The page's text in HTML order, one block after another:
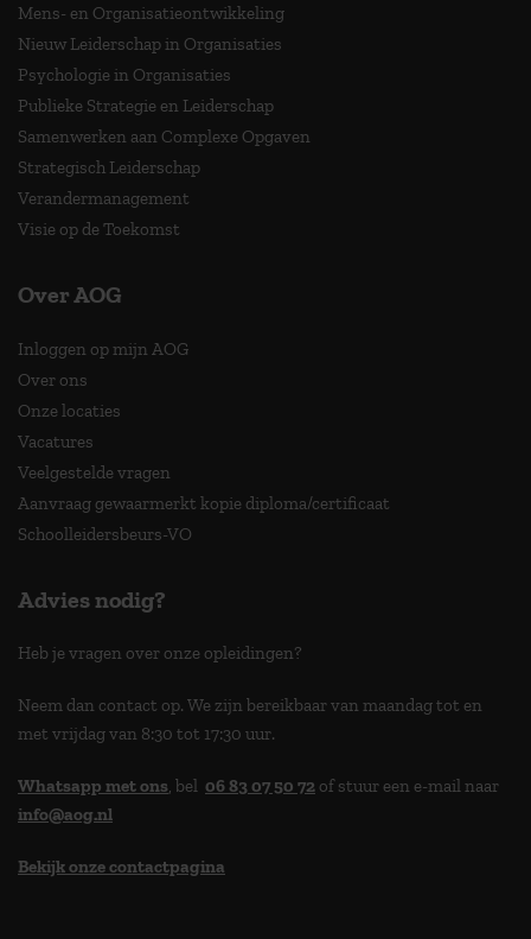
Mens- en Organisatieontwikkeling
Nieuw Leiderschap in Organisaties
Psychologie in Organisaties
Publieke Strategie en Leiderschap
Samenwerken aan Complexe Opgaven
Strategisch Leiderschap
Verandermanagement
Visie op de Toekomst
Over AOG
Inloggen op mijn AOG
Over ons
Onze locaties
Vacatures
Veelgestelde vragen
Aanvraag gewaarmerkt kopie diploma/certificaat
Schoolleidersbeurs-VO
Advies nodig?
Heb je vragen over onze opleidingen?
Neem dan contact op. We zijn bereikbaar van maandag tot en
met vrijdag van 8:30 tot 17:30 uur.
Whatsapp met ons, bel 06 83 07 50 72 of stuur een e-mail naar
info@aog.nl
Bekijk onze contactpagina